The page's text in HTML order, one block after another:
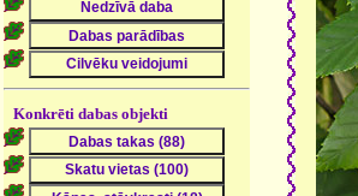
Konkrēti dabas objekti